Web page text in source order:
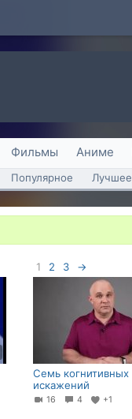
Фильмы Аниме
Популярное Лучшее
1 2 3 →
Семь когнитивных
искажений
16 4 +1